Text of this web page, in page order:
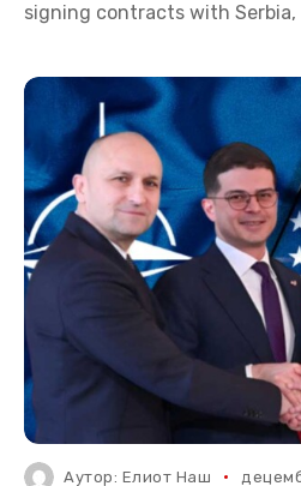
signing contracts with
Аутор: Елиот Наш